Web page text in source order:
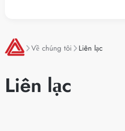
Về chúng tôi Liên lạc
Liên lạc